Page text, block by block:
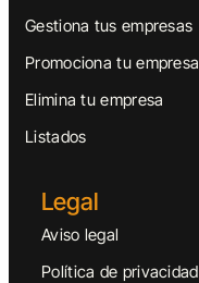
Gestiona tus empresas
Promociona tu empresa
Elimina tu empresa
Listados
Legal
Aviso legal
Política de privacidad